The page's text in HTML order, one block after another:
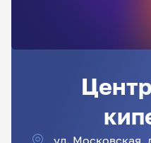
ул. Московская,